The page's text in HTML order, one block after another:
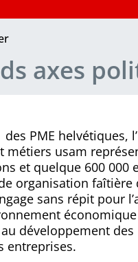
axes
PME helvétiques,
métiers usam
et quelque 600 000
organisation faîtière
sans répit pour
développement
entreprises.